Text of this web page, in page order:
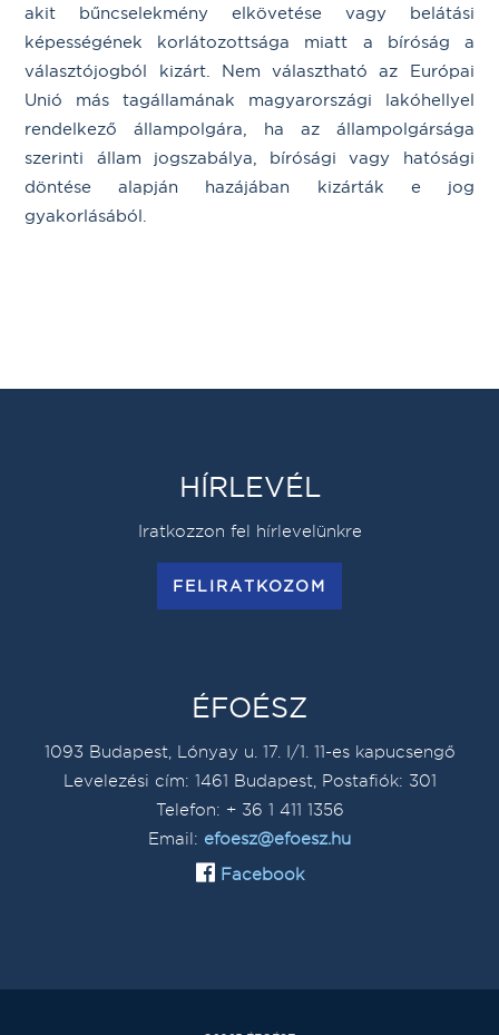
akit bűncselekmény elkövetése vagy belátási
képességének korlátozottsága miatt a bíróság a
választójogból kizárt. Nem választható az Európai
Unió más tagállamának magyarországi lakóhellyel
rendelkező állampolgára, ha az állampolgársága
szerinti állam jogszabálya, bírósági vagy hatósági
döntése alapján hazájában kizárták e jog
gyakorlásából.
HÍRLEVÉL
Iratkozzon fel hírlevelünkre
FELIRATKOZOM
ÉFOÉSZ
1093 Budapest, Lónyay u. 17. I/1. 11-es kapucsengő
Levelezési cím: 1461 Budapest, Postafiók: 301
Telefon: + 36 1 411 1356
Email: efoesz@efoesz.hu
Facebook